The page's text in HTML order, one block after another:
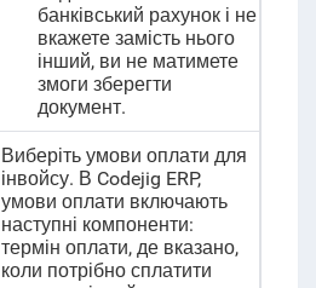
банківський рахунок і не
вкажете замість нього
інший, ви не матимете
змоги зберегти
документ.
Виберіть умови оплати для
інвойсу. В Codejig ERP,
умови оплати включають
наступні компоненти:
термін оплати, де вказано,
коли потрібно сплатити